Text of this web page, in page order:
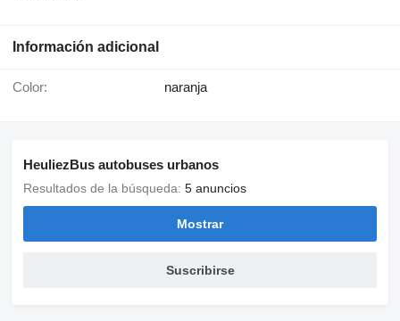
Información adicional
Color: naranja
HeuliezBus autobuses urbanos
Resultados de la búsqueda: 5 anuncios
Mostrar
Suscribirse